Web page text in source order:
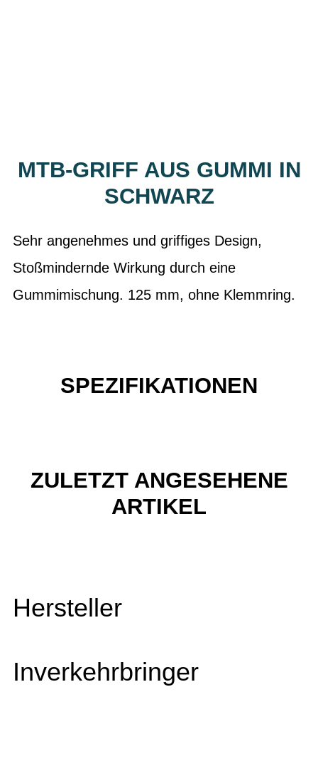
MTB-GRIFF AUS GUMMI IN
SCHWARZ
Sehr angenehmes und griffiges Design,
Stoßmindernde Wirkung durch eine
Gummimischung. 125 mm, ohne Klemmring.
SPEZIFIKATIONEN
ZULETZT ANGESEHENE
ARTIKEL
Hersteller
Inverkehrbringer